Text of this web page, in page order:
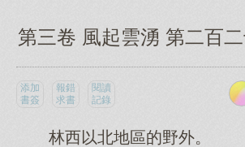
第三卷 風起雲湧 第二百
添加
書簽
報錯
求書
閱讀
記錄
林西以北地區的野外。